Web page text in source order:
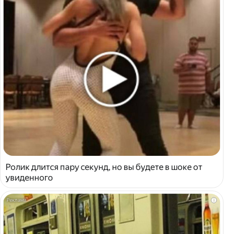
Ролик длится пару секунд, но вы будете в шоке от
увиденного
i